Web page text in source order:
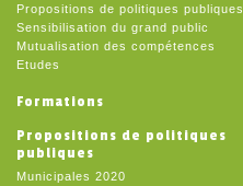
Propositions de politiques publiques
Sensibilisation du grand public
Mutualisation des compétences
Etudes
Formations
Propositions de politiques
publiques
Municipales 2020